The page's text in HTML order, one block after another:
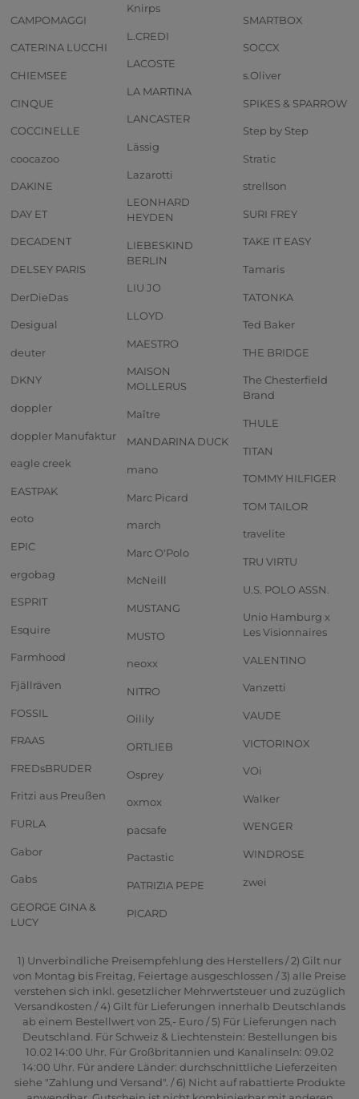
CAMPOMAGGI
CATERINA LUCCHI
CHIEMSEE
CINQUE
COCCINELLE
coocazoo
DAKINE
DAY ET
DECADENT
DELSEY PARIS
DerDieDas
Desigual
deuter
DKNY
doppler
doppler Manufaktur
eagle creek
EASTPAK
eoto
EPIC
ergobag
ESPRIT
Esquire
Farmhood
Fjällräven
FOSSIL
FRAAS
FREDsBRUDER
Fritzi aus Preußen
FURLA
Gabor
Gabs
GEORGE GINA &
LUCY
Knirps
L.CREDI
LACOSTE
LA MARTINA
LANCASTER
Lässig
Lazarotti
LEONHARD
HEYDEN
LIEBESKIND
BERLIN
LIU JO
LLOYD
MAESTRO
MAISON
MOLLERUS
Maître
MANDARINA DUCK
mano
Marc Picard
march
Marc O'Polo
McNeill
MUSTANG
MUSTO
neoxx
NITRO
Oilily
ORTLIEB
Osprey
oxmox
pacsafe
Pactastic
PATRIZIA PEPE
PICARD
SMARTBOX
SOCCX
s.Oliver
SPIKES & SPARROW
Step by Step
Stratic
strellson
SURI FREY
TAKE IT EASY
Tamaris
TATONKA
Ted Baker
THE BRIDGE
The Chesterfield
Brand
THULE
TITAN
TOMMY HILFIGER
TOM TAILOR
travelite
TRU VIRTU
U.S. POLO ASSN.
Unio Hamburg x
Les Visionnaires
VALENTINO
Vanzetti
VAUDE
VICTORINOX
VOi
Walker
WENGER
WINDROSE
zwei
1) Unverbindliche Preisempfehlung des Herstellers / 2) Gilt nur
von Montag bis Freitag, Feiertage ausgeschlossen / 3) alle Preise
verstehen sich inkl. gesetzlicher Mehrwertsteuer und zuzüglich
Versandkosten / 4) Gilt für Lieferungen innerhalb Deutschlands
ab einem Bestellwert von 25,- Euro / 5) Für Lieferungen nach
Deutschland. Für Schweiz & Liechtenstein: Bestellungen bis
10.02 14:00 Uhr. Für Großbritannien und Kanalinseln: 09.02
14:00 Uhr. Für andere Länder: durchschnittliche Lieferzeiten
siehe "Zahlung und Versand". / 6) Nicht auf rabattierte Produkte